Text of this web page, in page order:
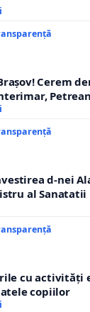
Cerem
d-nei
al Sanatatii
cu activități
copiilor